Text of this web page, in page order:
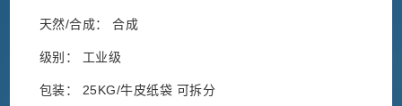
天然/合成： 合成
级别： 工业级
包装： 25KG/牛皮纸袋 可拆分